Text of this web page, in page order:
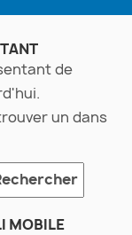
de
un dans
MOBILE